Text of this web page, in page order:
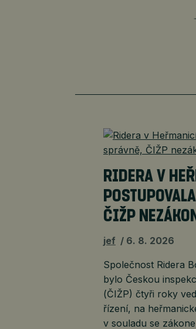
RIDERA V
ČIŽP
jef 6. 8. 2026
Společnost Ridera
bylo Českou
(ČIŽP) čtyři roky
řízení, na
v souladu se